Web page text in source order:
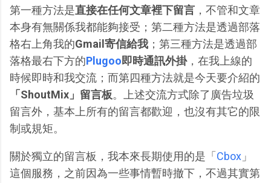
第一種方法是直接在任何文章裡下留言 ，不管和文章
本身有無關係我都能夠接受；第二種方法是透過部落
格右上角我的Gmail寄信給我 ；第三種方法是透過部
落格最右下方的Plugoo即時通訊外掛，在我上線的
時候即時和我交流；而第四種方法就是今天要介紹的
「ShoutMix」留言板。上述交流方式除了廣告垃圾
留言外，基本上所有的留言都歡迎，也沒有其它的限
制或規矩。
關於獨立的留言板，我本來長期使用的是「 Cbox 」
這個服務，之前因為一些事情暫時撤下，不過其實第